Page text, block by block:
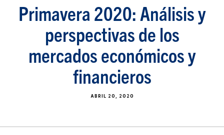
Primavera 2020: Análisis y
perspectivas de los
mercados económicos y
financieros
ABRIL 20, 2020